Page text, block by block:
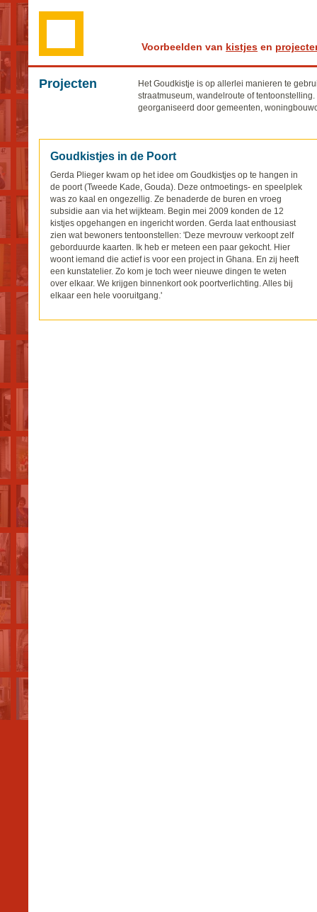
Voorbeelden van kistjes en
Projecten
Het Goudkistje is op allerlei manieren te
straatmuseum, wandelroute of
georganiseerd door gemeenten,
Goudkistjes in de Poort
Gerda Plieger kwam op het idee om Goudkistjes op te hangen in
de poort (Tweede Kade, Gouda). Deze ontmoetings- en speelplek
was zo kaal en ongezellig. Ze benaderde de buren en vroeg
subsidie aan via het wijkteam. Begin mei 2009 konden de 12
kistjes opgehangen en ingericht worden. Gerda laat enthousiast
zien wat bewoners tentoonstellen: 'Deze mevrouw verkoopt zelf
geborduurde kaarten. Ik heb er meteen een paar gekocht. Hier
woont iemand die actief is voor een project in Ghana. En zij heeft
een kunstatelier. Zo kom je toch weer nieuwe dingen te weten
over elkaar. We krijgen binnenkort ook poortverlichting. Alles bij
elkaar een hele vooruitgang.'